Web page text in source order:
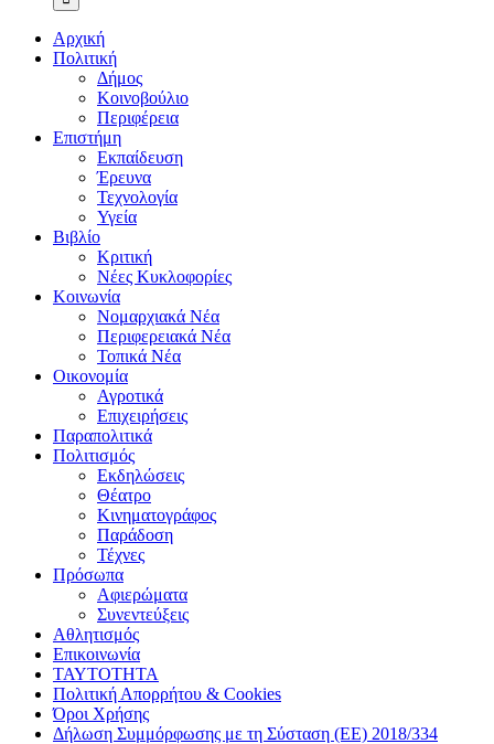
Αρχική
Πολιτική
Δήμος
Κοινοβούλιο
Περιφέρεια
Επιστήμη
Εκπαίδευση
Έρευνα
Τεχνολογία
Υγεία
Βιβλίο
Κριτική
Νέες Κυκλοφορίες
Κοινωνία
Νομαρχιακά Νέα
Περιφερειακά Νέα
Τοπικά Νέα
Οικονομία
Αγροτικά
Επιχειρήσεις
Παραπολιτικά
Πολιτισμός
Εκδηλώσεις
Θέατρο
Κινηματογράφος
Παράδοση
Τέχνες
Πρόσωπα
Αφιερώματα
Συνεντεύξεις
Αθλητισμός
Επικοινωνία
ΤΑΥΤΟΤΗΤΑ
Πολιτική Απορρήτου & Cookies
Όροι Χρήσης
Δήλωση Συμμόρφωσης με τη Σύσταση (ΕΕ) 2018/334